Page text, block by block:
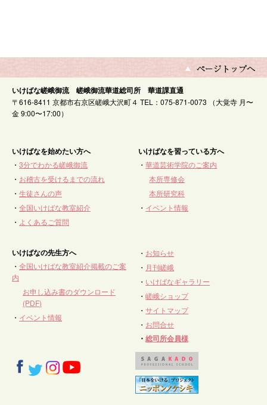
いけばな嵯峨御流 嵯峨御流華道総司所 華道課直通
〒616-8411 京都市右京区嵯峨大沢町４ TEL：075-871-0073 （大覚寺 月〜
金 9:00〜17:00）
いけばなを始めたい方へ
・ 3分でわかる嵯峨御流
・ お稽古を受けるまでの流れ
・ 生徒さんの声
・ 全国いけばな教室紹介
・ よくあるご質問
いけばなを習っている方へ
・華道芸術学院のご案内
本所専修会
本所研究科
・ イベント情報
いけばなの先生方へ
・ 全国いけばな教室紹介掲載のご案
内
お申し込み書のダウンロード
(PDF)
・ イベント情報
・ お知らせ
・ 月刊嵯峨
・ いけばなギャラリー
・嵯峨ショップ
・サイトマップ
・ お問合せ
・総司所会員様